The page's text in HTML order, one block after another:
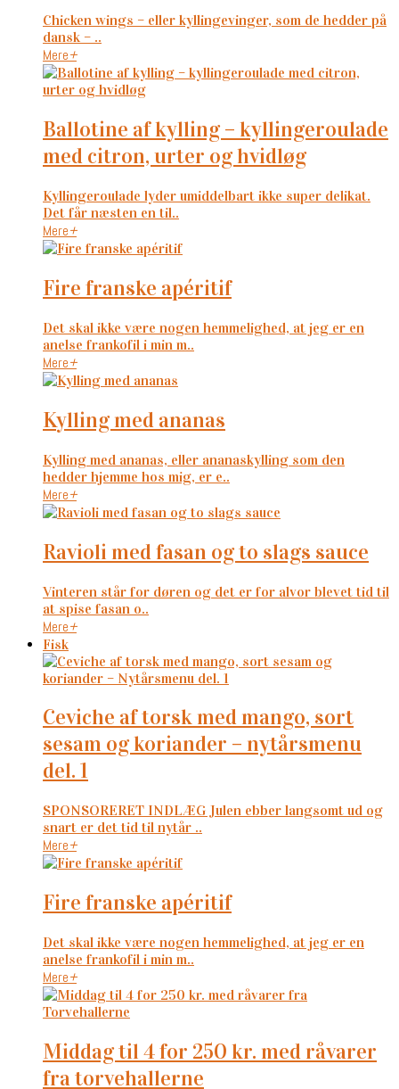
Chicken wings – eller kyllingevinger, som de hedder på
dansk – ..
Mere+
ballotine af kylling – kyllingeroulade
med citron, urter og hvidløg
Kyllingeroulade lyder umiddelbart ikke super delikat.
Det får næsten en til..
Mere+
fire franske apéritif
Det skal ikke være nogen hemmelighed, at jeg er en
anelse frankofil i min m..
Mere+
kylling med ananas
Kylling med ananas, eller ananaskylling som den
hedder hjemme hos mig, er e..
Mere+
ravioli med fasan og to slags sauce
Vinteren står for døren og det er for alvor blevet tid til
at spise fasan o..
Mere+
Fisk
ceviche af torsk med mango, sort
sesam og koriander – nytårsmenu
del. 1
SPONSORERET INDLÆG Julen ebber langsomt ud og
snart er det tid til nytår ..
Mere+
fire franske apéritif
Det skal ikke være nogen hemmelighed, at jeg er en
anelse frankofil i min m..
Mere+
middag til 4 for 250 kr. med råvarer
fra torvehallerne